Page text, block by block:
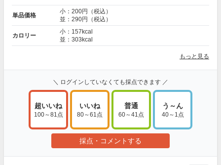
単品価格
小：200円（税込）
並：290円（税込）
カロリー
小：157kcal
並：303kcal
もっと見る
＼ ログインしていなくても採点できます ／
超いいね
100～81点
いいね
80～61点
普通
60～41点
う～ん
40～1点
採点・コメントする